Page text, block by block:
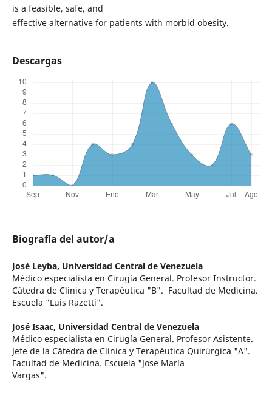
is a feasible, safe, and
effective alternative for patients with morbid obesity.
Descargas
Biografía del autor/a
José Leyba, Universidad Central de Venezuela
Médico especialista en Cirugía General. Profesor Instructor.
Cátedra de Clínica y Terapéutica "B". Facultad de Medicina.
Escuela "Luis Razetti".
José Isaac, Universidad Central de Venezuela
Médico especialista en Cirugía General. Profesor Asistente.
Jefe de la Cátedra de Clínica y Terapéutica Quirúrgica "A".
Facultad de Medicina. Escuela "Jose María
Vargas".